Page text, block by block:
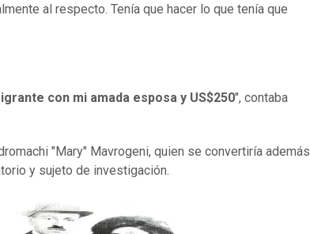
al respecto. Tenía que hacer lo que tenía que
con mi amada esposa y US$250", contaba
"Mary" Mavrogeni, quien se convertiría además
y sujeto de investigación.